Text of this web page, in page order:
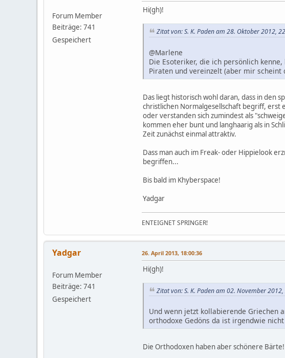
Forum Member
Beiträge: 741
Gespeichert
Hi(gh)!
Zitat von: S. K. Paden am 28. Oktober 2012,
@Marlene
Die Esoteriker, die ich persönlich
Piraten und vereinzelt (aber mir scheint
Das liegt historisch wohl daran, dass in den
christlichen Normalgesellschaft begriff, erst
oder verstanden sich zumindest als
kommen eher bunt und langhaarig als in
Zeit zunächst einmal attraktiv.
Dass man auch im Freak- oder Hippielook
begriffen...
Bis bald im Khyberspace!
Yadgar
ENTEIGNET SPRINGER!
Yadgar
Forum Member
Beiträge: 741
Gespeichert
26. April 2013, 18:00:36
Hi(gh)!
Zitat von: S. K. Paden am 02. November
Und wenn jetzt kollabierende Griechen
orthodoxe Gedöns da ist irgendwie
Die Orthodoxen haben aber schönere